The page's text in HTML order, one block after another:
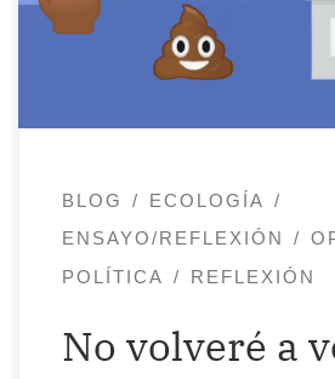
aguantó el veneno siete 8
expiró al séptimo día. El 15
BLOG
ECOLOGÍA
ENSAYO/REFLEXIÓN
POLÍTICA
REFLEXIÓN
No volveré a